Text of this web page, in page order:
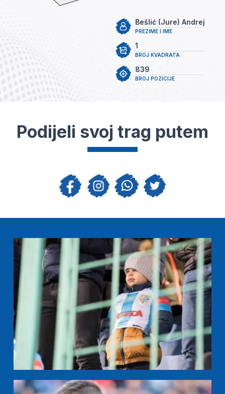
PREZIME I IME
Bešlić (Jure) Andrej
BROJ KVADRATA
1
BROJ POZICIJE
839
Podijeli svoj trag putem